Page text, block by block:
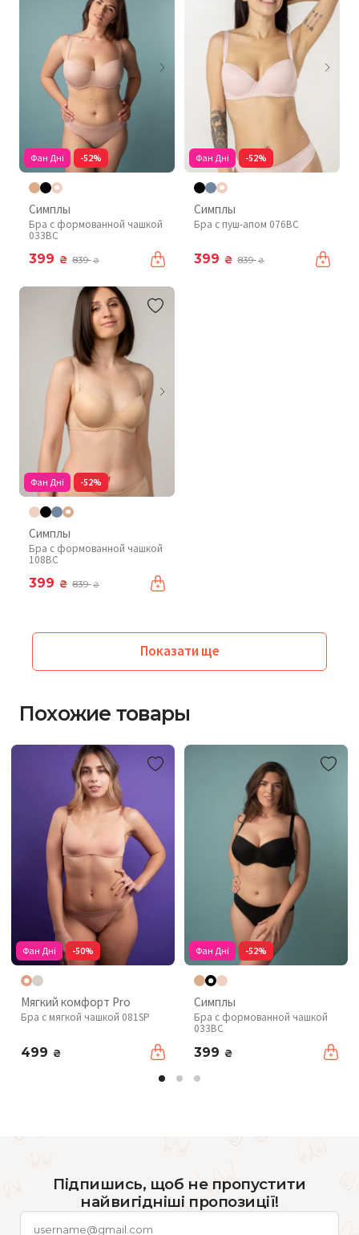
Фан Дні -52%
Симплы
Бра с формованной чашкой
033BC
399 ₴ 839₴
Фан Дні -52%
Симплы
Бра с пуш-апом 076BC
399 ₴ 839₴
Фан Дні -52%
Симплы
Бра с формованной чашкой
108BC
399 ₴ 839₴
Показати ще
Похожие товары
Фан Дні -50%
Мягкий комфорт Pro
Бра с мягкой чашкой 081SP
499 ₴
Фан Дні -52%
Симплы
Бра с формованной чашкой
033BC
399 ₴
Підпишись, щоб не пропустити
найвигідніші пропозиції!